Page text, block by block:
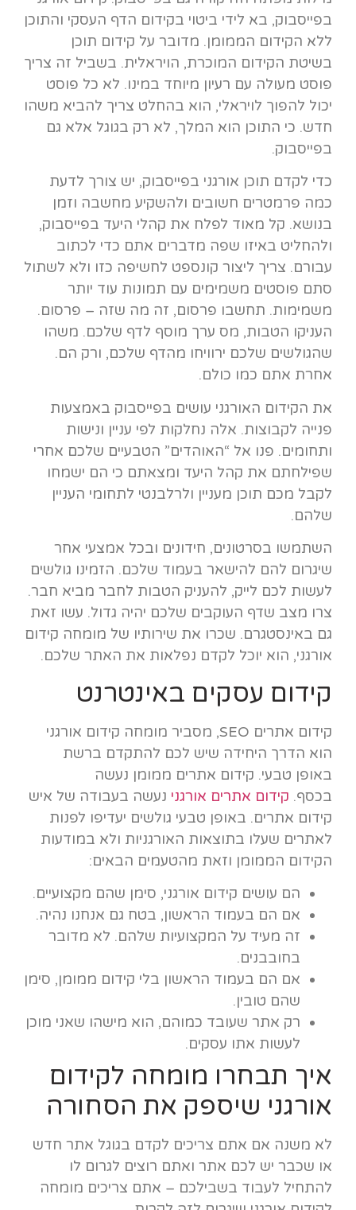
בפייסבוק, בא לידי ביטוי בקידום הדף העסקי והתוכן
ללא הקידום הממומן. מדובר על קידום תוכן
בשיטת הקידום המוכרת, הויראלית. בשביל זה צריך
פוסט מעולה עם רעיון מיוחד במינו. לא כל פוסט
יכול להפוך לויראלי, הוא בהחלט צריך להביא משהו
חדש. כי התוכן הוא המלך, לא רק בגוגל אלא גם
בפייסבוק.
כדי לקדם תוכן אורגני בפייסבוק, יש צורך לדעת
כמה פרמטרים חשובים ולהשקיע מחשבה וזמן
בנושא. קל מאוד לפלח את קהלי היעד בפייסבוק,
ולהחליט באיזו שפה מדברים אתם כדי לכתוב
עבורם. צריך ליצור קונספט לחשיפה כזו ולא לשתול
סתם פוסטים משמימים עם תמונות עוד יותר
משמימות. תחשבו פרסום, זה מה שזה – פרסום.
העניקו הטבות, מס ערך מוסף לדף שלכם. משהו
שהגולשים שלכם ירוויחו מהדף שלכם, ורק הם.
אחרת אתם כמו כולם.
את הקידום האורגני עושים בפייסבוק באמצעות
פנייה לקבוצות. אלה נחלקות לפי עניין ונישות
ותחומים. פנו אל “האוהדים” הטבעיים שלכם אחרי
שפילחתם את קהל היעד ומצאתם כי הם ישמחו
לקבל מכם תוכן מעניין ולרלבנטי לתחומי העניין
שלהם.
השתמשו בסרטונים, חידונים ובכל אמצעי אחר
שיגרום להם להישאר בעמוד שלכם. הזמינו גולשים
לעשות לכם לייק, להעניק הטבות לחבר מביא חבר.
צרו מצב שדף העוקבים שלכם יהיה גדול. עשו זאת
גם באינסטגרם. שכרו את שירותיו של מומחה קידום
אורגני, הוא יוכל לקדם נפלאות את האתר שלכם.
קידום עסקים באינטרנט
קידום אתרים SEO, מסביר מומחה קידום אורגני
הוא הדרך היחידה שיש לכם להתקדם ברשת
באופן טבעי. קידום אתרים ממומן נעשה
בכסף. קידום אתרים אורגני נעשה בעבודה של איש
קידום אתרים. באופן טבעי גולשים יעדיפו לפנות
לאתרים שעלו בתוצאות האורגניות ולא במודעות
הקידום הממומן וזאת מהטעמים הבאים:
הם עושים קידום אורגני, סימן שהם מקצועיים.
אם הם בעמוד הראשון, בטח גם אנחנו נהיה.
זה מעיד על המקצועיות שלהם. לא מדובר
בחובבנים.
אם הם בעמוד הראשון בלי קידום ממומן, סימן
שהם טובין.
רק אתר שעובד כמוהם, הוא מישהו שאני מוכן
לעשות אתו עסקים.
איך תבחרו מומחה לקידום
אורגני שיספק את הסחורה
לא משנה אם אתם צריכים לקדם בגוגל אתר חדש
או שכבר יש לכם אתר ואתם רוצים לגרום לו
להתחיל לעבוד בשבילכם – אתם צריכים מומחה